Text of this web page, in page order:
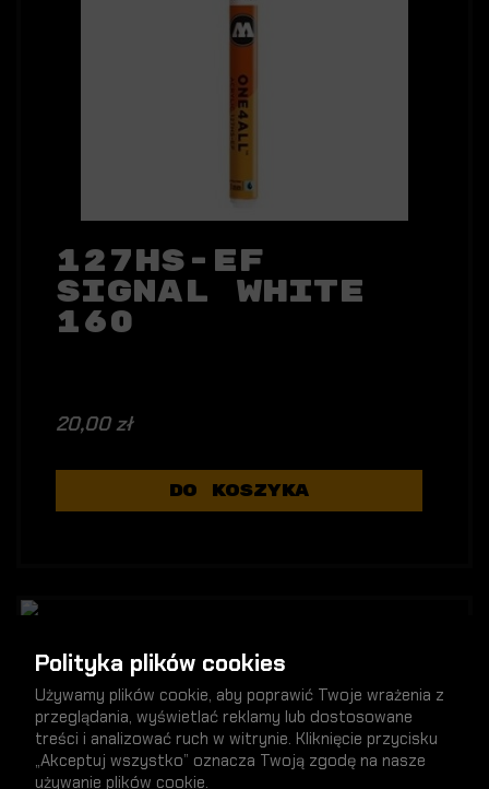
127HS-EF
Signal White
160
20,00 zł
DO KOSZYKA
Polityka plików cookies
Używamy plików cookie, aby poprawić Twoje wrażenia z
przeglądania, wyświetlać reklamy lub dostosowane
treści i analizować ruch w witrynie. Kliknięcie przycisku
„Akceptuj wszystko” oznacza Twoją zgodę na nasze
używanie plików cookie.